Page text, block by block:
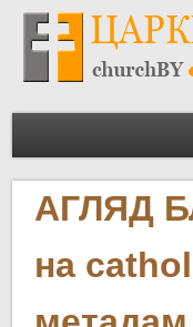
АГЛЯД
на